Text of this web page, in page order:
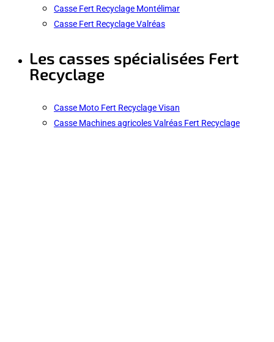
Casse Fert Recyclage Montélimar
Casse Fert Recyclage Valréas
Les casses spécialisées Fert
Recyclage
Casse Moto Fert Recyclage Visan
Casse Machines agricoles Valréas Fert Recyclage